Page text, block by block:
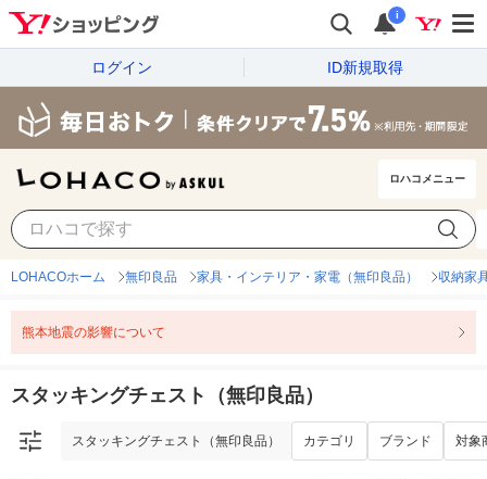
i
ログイン ID新規取得
ロハコメニュー
スタッキングチェスト（無印良品） 対象
LOHACOホーム 無印良品 家具・インテリア・家電（無印良品） 収納家
熊本地震の影響について
スタッキングチェスト（無印良品）
スタッキングチェスト（無印良品） カテゴリ ブランド 対象